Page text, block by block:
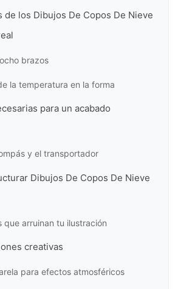
de los Dibujos De Copos De Nieve
brazos
la temperatura en la forma
para un acabado
y el transportador
Dibujos De Copos De Nieve
que arruinan tu ilustración
creativas
para efectos atmosféricos